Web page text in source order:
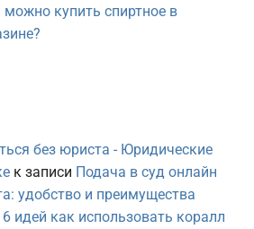
можно купить спиртное в
без юриста - Юридические
к записи Подача в суд онлайн
удобство и преимущества
6 идей как использовать коралл